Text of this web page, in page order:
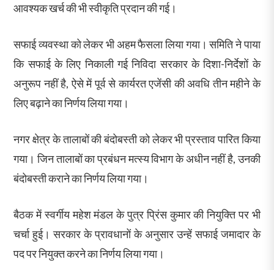
आवश्यक खर्च की भी स्वीकृति प्रदान की गई।
सफाई व्यवस्था को लेकर भी अहम फैसला लिया गया। समिति ने पाया
कि सफाई के लिए निकाली गई निविदा सरकार के दिशा-निर्देशों के
अनुरूप नहीं है, ऐसे में पूर्व से कार्यरत एजेंसी की अवधि तीन महीने के
लिए बढ़ाने का निर्णय लिया गया।
नगर क्षेत्र के तालाबों की बंदोबस्ती को लेकर भी प्रस्ताव पारित किया
गया। जिन तालाबों का प्रबंधन मत्स्य विभाग के अधीन नहीं है, उनकी
बंदोबस्ती कराने का निर्णय लिया गया।
बैठक में स्वर्गीय महेश मंडल के पुत्र प्रिंस कुमार की नियुक्ति पर भी
चर्चा हुई। सरकार के प्रावधानों के अनुसार उन्हें सफाई जमादार के
पद पर नियुक्त करने का निर्णय लिया गया।